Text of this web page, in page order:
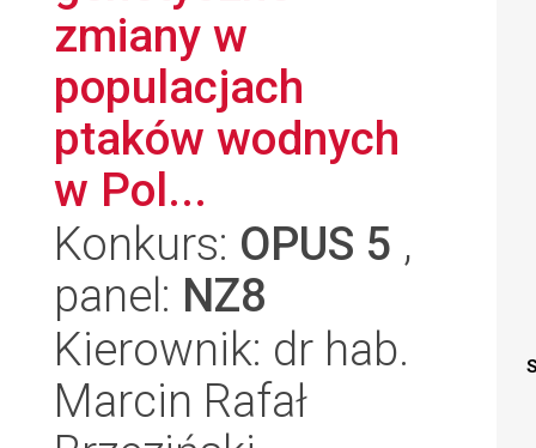
zmiany w
populacjach
ptaków wodnych
w Pol...
Konkurs: OPUS 5 ,
panel: NZ8
Kierownik: dr hab.
Marcin Rafał